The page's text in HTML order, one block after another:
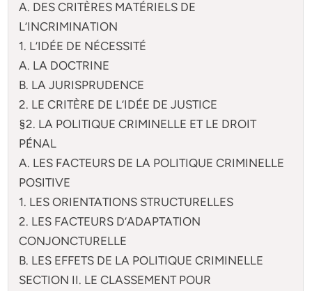
A. DES CRITÈRES MATÉRIELS DE
L’INCRIMINATION
1. L’IDÉE DE NÉCESSITÉ
A. LA DOCTRINE
B. LA JURISPRUDENCE
2. LE CRITÈRE DE L’IDÉE DE JUSTICE
§2. LA POLITIQUE CRIMINELLE ET LE DROIT
PÉNAL
A. LES FACTEURS DE LA POLITIQUE CRIMINELLE
POSITIVE
1. LES ORIENTATIONS STRUCTURELLES
2. LES FACTEURS D’ADAPTATION
CONJONCTURELLE
B. LES EFFETS DE LA POLITIQUE CRIMINELLE
SECTION II. LE CLASSEMENT POUR